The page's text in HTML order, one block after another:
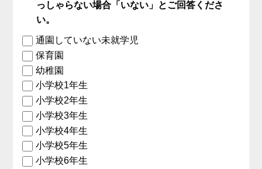
っしゃらない場合「いない」とご回答くださ
い。
通園していない未就学児
保育園
幼稚園
小学校1年生
小学校2年生
小学校3年生
小学校4年生
小学校5年生
小学校6年生